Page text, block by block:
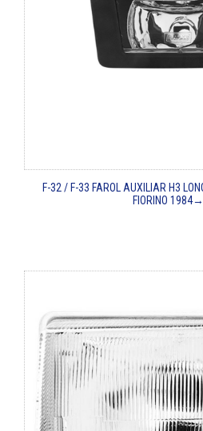
F-32 / F-33 FAROL AUXILIAR H3
FIORINO